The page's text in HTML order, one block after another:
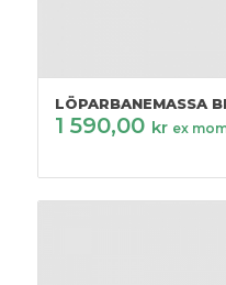
LÖPARBANEMASSA
1 590,00 kr ex